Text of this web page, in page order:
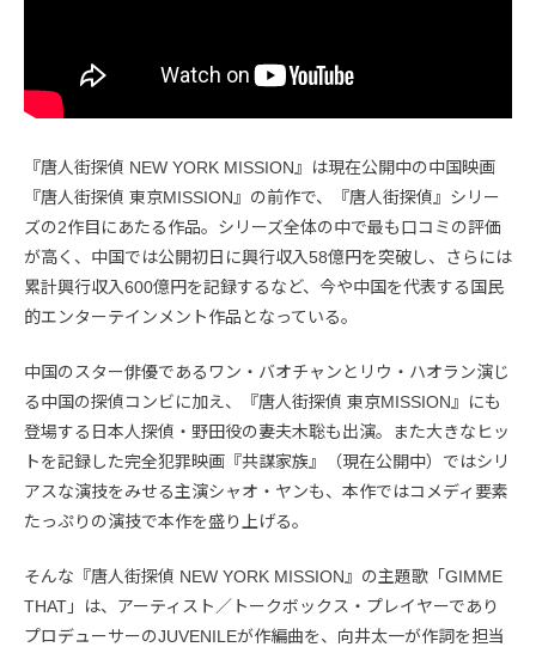
『唐人街探偵 NEW YORK MISSION』は現在公開中の中国映画
『唐人街探偵 東京MISSION』の前作で、『唐人街探偵』シリー
ズの2作目にあたる作品。シリーズ全体の中で最も口コミの評価
が高く、中国では公開初日に興行収入58億円を突破し、さらには
累計興行収入600億円を記録するなど、今や中国を代表する国民
的エンターテインメント作品となっている。
中国のスター俳優であるワン・バオチャンとリウ・ハオラン演じ
る中国の探偵コンビに加え、『唐人街探偵 東京MISSION』にも
登場する日本人探偵・野田役の妻夫木聡も出演。また大きなヒッ
トを記録した完全犯罪映画『共謀家族』（現在公開中）ではシリ
アスな演技をみせる主演シャオ・ヤンも、本作ではコメディ要素
たっぷりの演技で本作を盛り上げる。
そんな『唐人街探偵 NEW YORK MISSION』の主題歌「GIMME
THAT」は、アーティスト／トークボックス・プレイヤーであり
プロデューサーのJUVENILEが作編曲を、向井太一が作詞を担当